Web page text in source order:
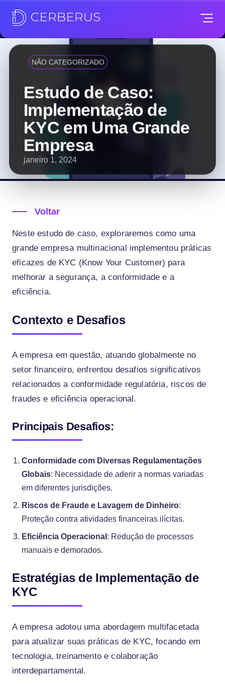
NÃO CATEGORIZADO
Estudo de Caso:
Implementação de
KYC em Uma Grande
Empresa
janeiro 1, 2024
Voltar
Neste estudo de caso, exploraremos como uma
grande empresa multinacional implementou práticas
eficazes de KYC (Know Your Customer) para
melhorar a segurança, a conformidade e a
eficiência.
Contexto e Desafios
A empresa em questão, atuando globalmente no
setor financeiro, enfrentou desafios significativos
relacionados a conformidade regulatória, riscos de
fraudes e eficiência operacional.
Principais Desafios:
Conformidade com Diversas Regulamentações
Globais: Necessidade de aderir a normas variadas
em diferentes jurisdições.
Riscos de Fraude e Lavagem de Dinheiro:
Proteção contra atividades financeiras ilícitas.
Eficiência Operacional : Redução de processos
manuais e demorados.
Estratégias de Implementação de
KYC
A empresa adotou uma abordagem multifacetada
para atualizar suas práticas de KYC, focando em
tecnologia, treinamento e colaboração
interdepartamental.